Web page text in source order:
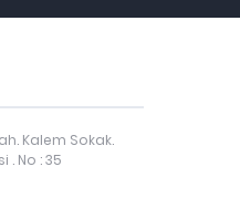
Kalem Sokak.
. No : 35